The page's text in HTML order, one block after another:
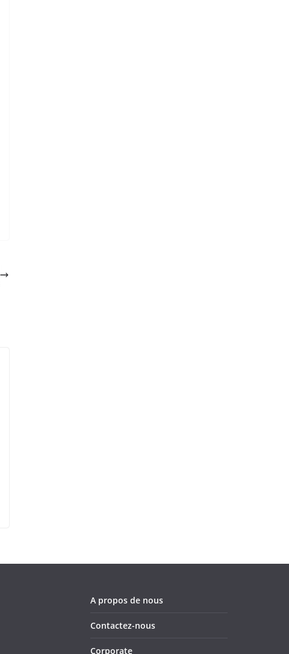
A propos de nous
Contactez-nous
Corporate